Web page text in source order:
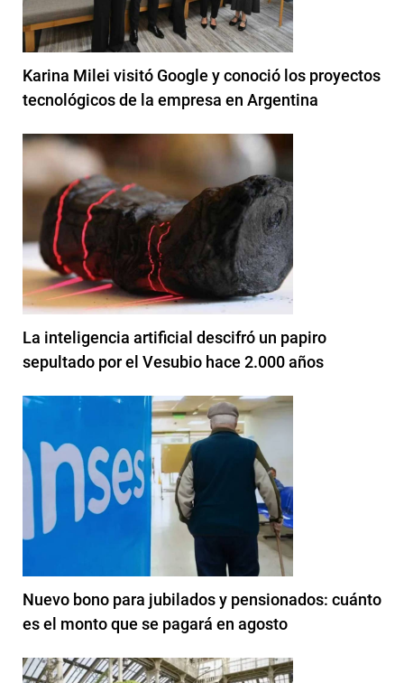
Karina Milei visitó Google y conoció los proyectos
tecnológicos de la empresa en Argentina
La inteligencia artificial descifró un papiro
sepultado por el Vesubio hace 2.000 años
Nuevo bono para jubilados y pensionados: cuánto
es el monto que se pagará en agosto